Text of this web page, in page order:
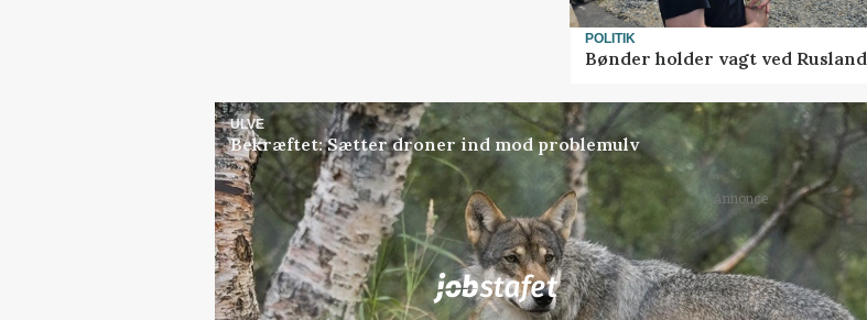
POLITIK
Bønder holder vagt ved Rusland
ULVE
Bekræftet: Sætter droner ind mod problemulv
Annonce
Jobsi samarbejde med 77ledige stillinger